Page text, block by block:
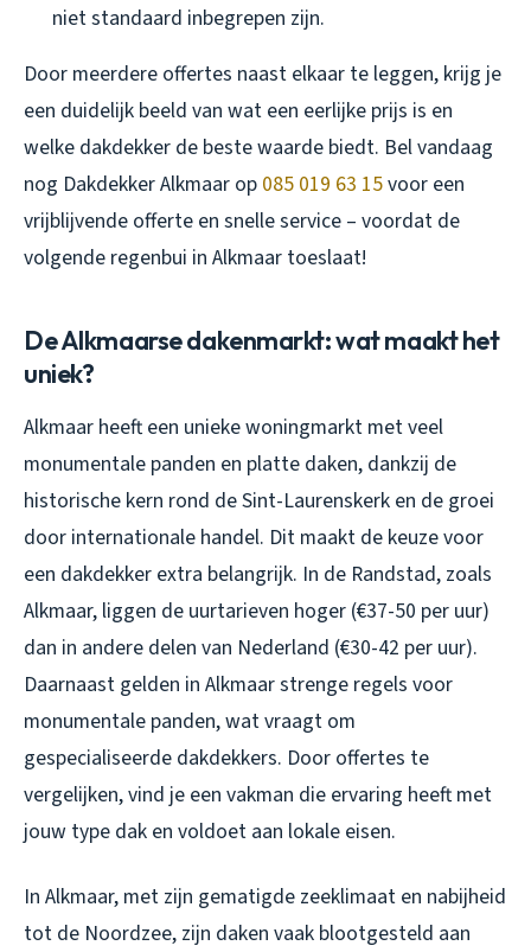
niet standaard inbegrepen zijn.
Door meerdere offertes naast elkaar te leggen, krijg je
een duidelijk beeld van wat een eerlijke prijs is en
welke dakdekker de beste waarde biedt. Bel vandaag
nog Dakdekker Alkmaar op 085 019 63 15voor een
vrijblijvende offerte en snelle service – voordat de
volgende regenbui in Alkmaar toeslaat!
De Alkmaarse dakenmarkt: wat maakt het
uniek?
Alkmaar heeft een unieke woningmarkt met veel
monumentale panden en platte daken, dankzij de
historische kern rond de Sint-Laurenskerk en de groei
door internationale handel. Dit maakt de keuze voor
een dakdekker extra belangrijk. In de Randstad, zoals
Alkmaar, liggen de uurtarieven hoger (€37-50 per uur)
dan in andere delen van Nederland (€30-42 per uur).
Daarnaast gelden in Alkmaar strenge regels voor
monumentale panden, wat vraagt om
gespecialiseerde dakdekkers. Door offertes te
vergelijken, vind je een vakman die ervaring heeft met
jouw type dak en voldoet aan lokale eisen.
In Alkmaar, met zijn gematigde zeeklimaat en nabijheid
tot de Noordzee, zijn daken vaak blootgesteld aan